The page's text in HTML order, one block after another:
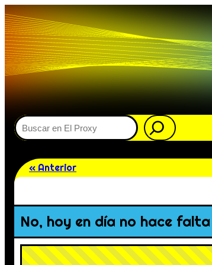
Buscar
« Anterior
No, hoy en día no hace